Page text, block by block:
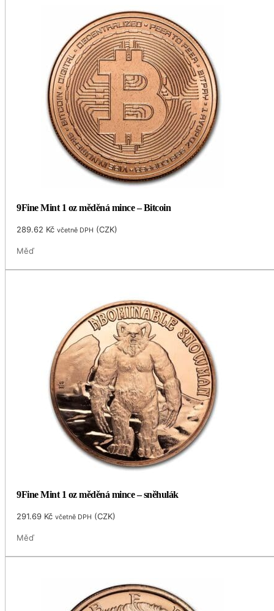
9Fine Mint 1 oz měděná mince – Bitcoin
289.62 Kč včetně DPH (CZK)
Měď
9Fine Mint 1 oz měděná mince – sněhulák
291.69 Kč včetně DPH (CZK)
Měď